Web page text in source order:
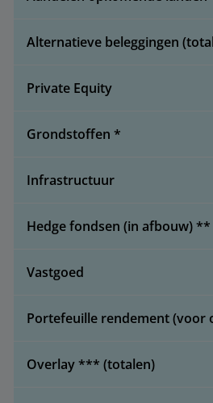
Alternatieve beleggingen
Private Equity
Grondstoffen *
Infrastructuur
Hedge fondsen (in afbouw) **
Vastgoed
Portefeuille rendement (voor
Overlay *** (totalen)